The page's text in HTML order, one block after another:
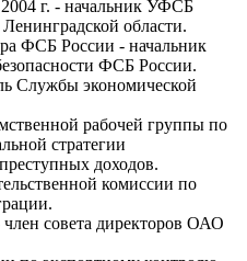
г. - начальник УФСБ
области.
ФСБ России - начальник
ФСБ России.
Службы экономической
рабочей группы по
стратегии
доходов.
комиссии по
совета директоров ОАО